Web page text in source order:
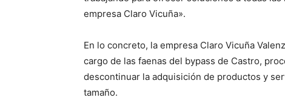
empresa Claro Vicuña».
En lo concreto, la empresa Claro Vicuña
cargo de las faenas del bypass de Castro,
descontinuar la adquisición de productos y
tamaño.